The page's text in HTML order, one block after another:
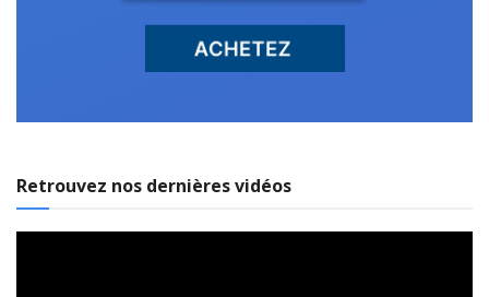
Retrouvez nos dernières vidéos